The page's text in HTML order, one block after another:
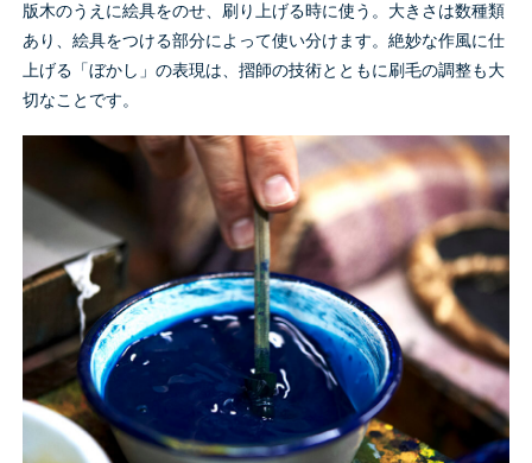
版木のうえに絵具をのせ、刷り上げる時に使う。大きさは数種類
あり、絵具をつける部分によって使い分けます。絶妙な作風に仕
上げる「ぼかし」の表現は、摺師の技術とともに刷毛の調整も大
切なことです。